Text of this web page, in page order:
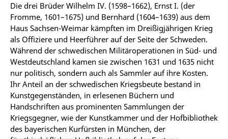
Die drei Brüder Wilhelm IV. (1598–1662), Ernst I. (der
Fromme, 1601–1675) und Bernhard (1604–1639) aus dem
Haus Sachsen-Weimar kämpften im Dreißigjährigen Krieg
als Offiziere und Heerführer auf der Seite der Schweden.
Während der schwedischen Militäroperationen in Süd- und
Westdeutschland kamen sie zwischen 1631 und 1635 nicht
nur politisch, sondern auch als Sammler auf ihre Kosten.
Ihr Anteil an der schwedischen Kriegsbeute bestand in
Kunstgegenständen, in erlesenen Büchern und
Handschriften aus prominenten Sammlungen der
Kriegsgegner, wie der Kunstkammer und der Hofbibliothek
des bayerischen Kurfürsten in München, der